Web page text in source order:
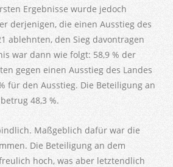
Ergebnisse wurde jedoch
derjenigen, die einen Ausstieg des
ablehnten, den Sieg davontragen
war dann wie folgt: 58,9 % der
gegen einen Ausstieg des Landes
für den Ausstieg. Die Beteiligung an
48,3 %.
Maßgeblich dafür war die
Die Beteiligung an dem
hoch, was aber letztendlich